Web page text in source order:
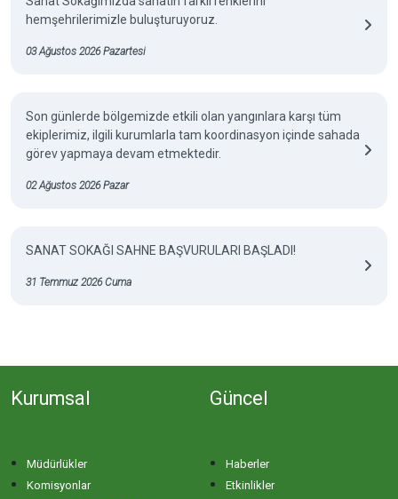
hemşehrilerimizle buluşturuyoruz.
03 Ağustos 2026 Pazartesi
Son günlerde bölgemizde etkili olan yangınlara karşı tüm
ekiplerimiz, ilgili kurumlarla tam koordinasyon içinde sahada
görev yapmaya devam etmektedir.
02 Ağustos 2026 Pazar
SANAT SOKAĞI SAHNE BAŞVURULARI BAŞLADI!
31 Temmuz 2026 Cuma
Kurumsal
Müdürlükler
Komisyonlar
Güncel
Haberler
Etkinlikler